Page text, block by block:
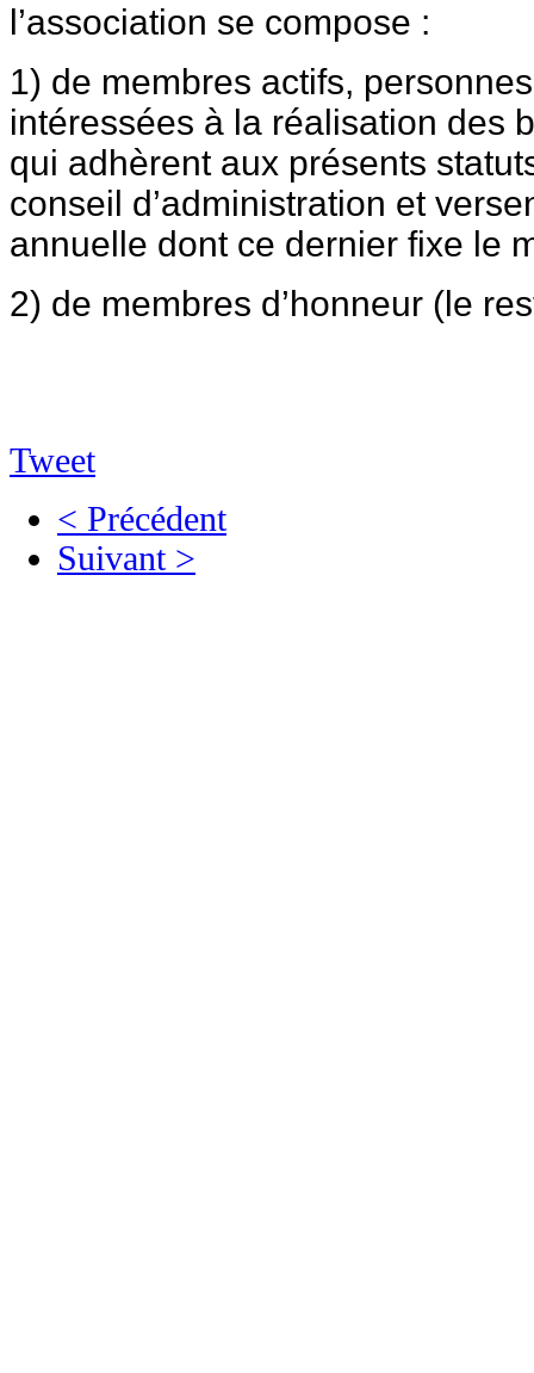
l’association se compose :
1) de membres actifs,
intéressées à la réalisation des
qui adhèrent aux présents
conseil d’administration et
annuelle dont ce dernier fixe le
2) de membres d’honneur (le
Tweet
< Précédent
Suivant >